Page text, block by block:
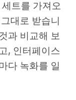
트를 가져오
대로 받습니
과 비교해 보
, 인터페이스
다 녹화를 일